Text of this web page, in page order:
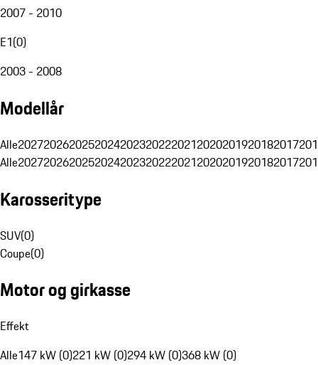
2007 - 2010
E1(0)
2003 - 2008
Modellår
Alle20272026202520242023202220212020201920182017
Alle20272026202520242023202220212020201920182017
Karosseritype
SUV(0)
Coupe(0)
Motor og girkasse
Effekt
Alle147 kW (0)221 kW (0)294 kW (0)368 kW (0)